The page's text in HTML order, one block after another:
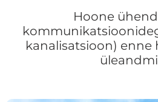
Hoone
kanalisatsioon) enne